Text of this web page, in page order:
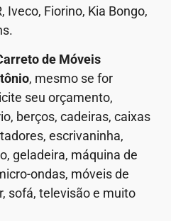
Iveco, Fiorino, Kia Bongo,
de Móveis
, mesmo se for
seu orçamento,
berços, cadeiras, caixas
escrivaninha,
geladeira, máquina de
ondas, móveis de
sofá, televisão e muito